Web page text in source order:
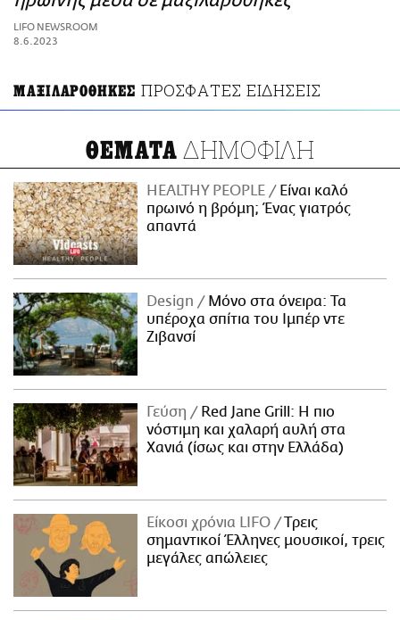
ΑΜΠΑ
PRINT
LIFO NEWSROOM
8.6.2023
ΜΑΞΙΛΑΡΟΘΗΚΕΣ ΠΡΟΣΦΑΤΕΣ ΕΙΔΗΣΕΙΣ
ΘΕΜΑΤΑ ΔΗΜΟΦΙΛΗ
HEALTHY PEOPLE
Είναι καλό
πρωινό η βρόμη; Ένας γιατρός
απαντά
Design
Μόνο στα όνειρα: Τα
υπέροχα σπίτια του Ιμπέρ ντε
Ζιβανσί
Γεύση
Red Jane Grill: Η πιο
νόστιμη και χαλαρή αυλή στα
Χανιά (ίσως και στην Ελλάδα)
Είκοσι χρόνια LIFO
Tρεις
σημαντικοί Έλληνες μουσικοί, τρεις
μεγάλες απώλειες